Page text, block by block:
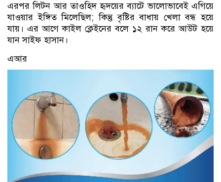
এরপর লিটন আর তাওহিদ হৃদয়ের ব্যাটে ভালোভাবেই এগিয়ে
যাওয়ার ইঙ্গিত মিলেছিল; কিন্তু বৃষ্টির বাধায় খেলা বন্ধ হয়ে
যায়। এর আগে কাইল ক্লেইনের বলে ১২ রান করে আউট হয়ে
যান সাইফ হাসান।
এআর